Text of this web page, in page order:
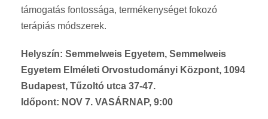
támogatás fontossága, termékenységet fokozó
terápiás módszerek.
Helyszín: Semmelweis Egyetem, Semmelweis
Egyetem Elméleti Orvostudományi Központ, 1094
Budapest, Tűzoltó utca 37-47.
Időpont: NOV 7. VASÁRNAP, 9:00